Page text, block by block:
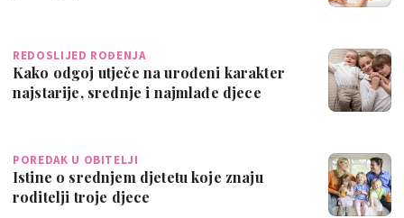
REDOSLIJED ROĐENJA
Kako odgoj utječe na urođeni karakter
najstarije, srednje i najmlađe djece
POREDAK U OBITELJI
Istine o srednjem djetetu koje znaju
roditelji troje djece